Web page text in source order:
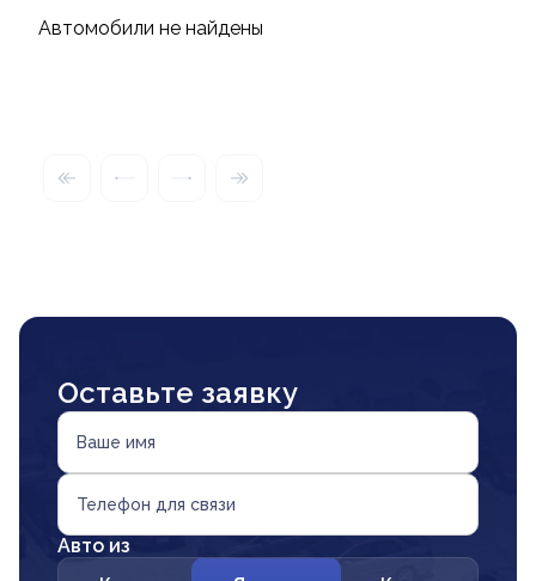
Автомобили не найдены
Оставьте заявку
Ваше имя
Телефон для связи
Авто из